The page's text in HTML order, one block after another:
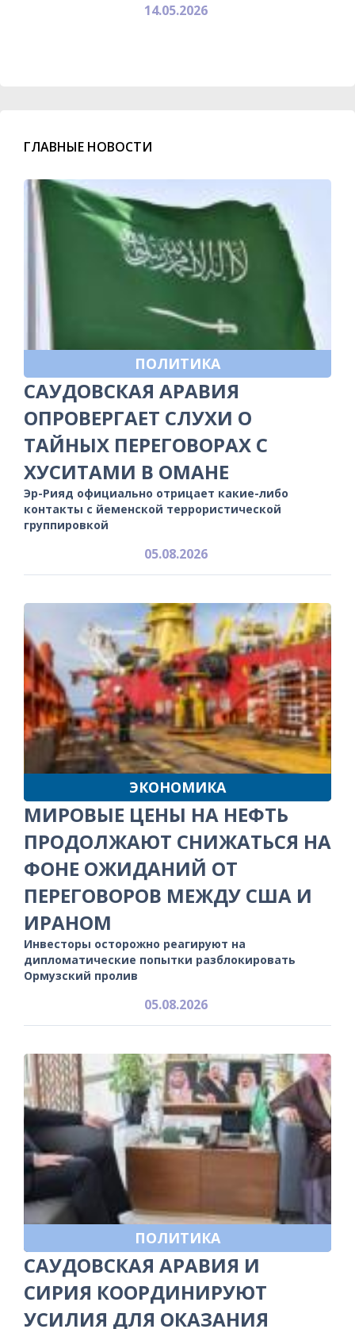
14.05.2026
ГЛАВНЫЕ НОВОСТИ
ПОЛИТИКА
САУДОВСКАЯ АРАВИЯ
ОПРОВЕРГАЕТ СЛУХИ О
ТАЙНЫХ ПЕРЕГОВОРАХ С
ХУСИТАМИ В ОМАНЕ
Эр-Рияд официально отрицает какие-либо
контакты с йеменской террористической
группировкой
05.08.2026
ЭКОНОМИКА
МИРОВЫЕ ЦЕНЫ НА НЕФТЬ
ПРОДОЛЖАЮТ СНИЖАТЬСЯ НА
ФОНЕ ОЖИДАНИЙ ОТ
ПЕРЕГОВОРОВ МЕЖДУ США И
ИРАНОМ
Инвесторы осторожно реагируют на
дипломатические попытки разблокировать
Ормузский пролив
05.08.2026
ПОЛИТИКА
САУДОВСКАЯ АРАВИЯ И
СИРИЯ КООРДИНИРУЮТ
УСИЛИЯ ДЛЯ ОКАЗАНИЯ